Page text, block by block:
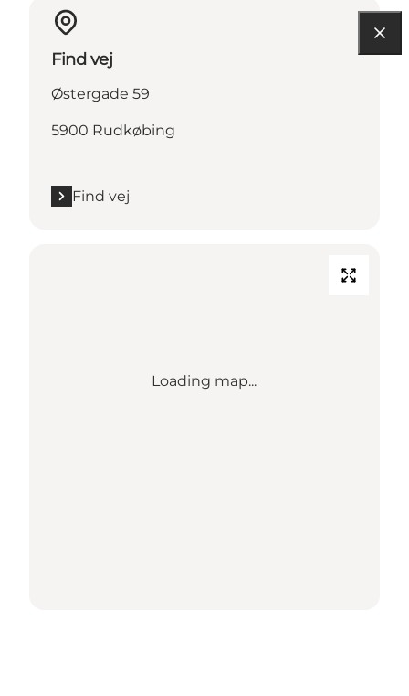
Find vej
Østergade 59
5900 Rudkøbing
Find vej
Loading map...